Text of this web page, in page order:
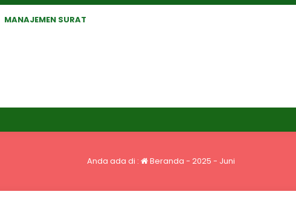
MANAJEMEN SURAT
Anda ada di : Beranda - 2025 - Juni